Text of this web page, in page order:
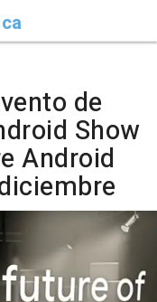
de
Show
Android